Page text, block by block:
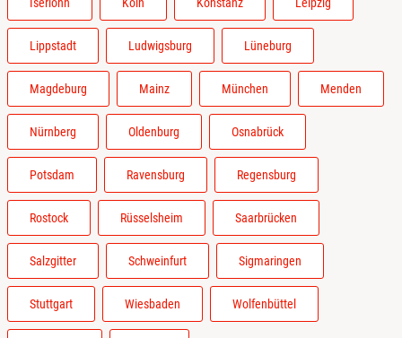
Lippstadt Ludwigsburg Lüneburg
Magdeburg Mainz München Menden
Nürnberg Oldenburg Osnabrück
Potsdam Ravensburg Regensburg
Rostock Rüsselsheim Saarbrücken
Salzgitter Schweinfurt Sigmaringen
Stuttgart Wiesbaden Wolfenbüttel